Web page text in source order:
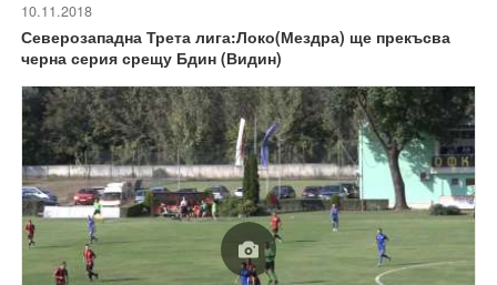
10.11.2018
Северозападна Трета лига:Локо(Мездра) ще прекъсва
черна серия срещу Бдин (Видин)